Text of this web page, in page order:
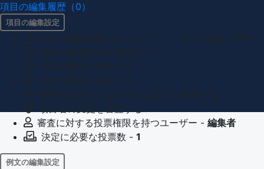
項目の編集履歴（0）
項目の編集設定
審査に対する投票権限を持つユーザー - 編集者
決定に必要な投票数 - 1
例文の編集設定